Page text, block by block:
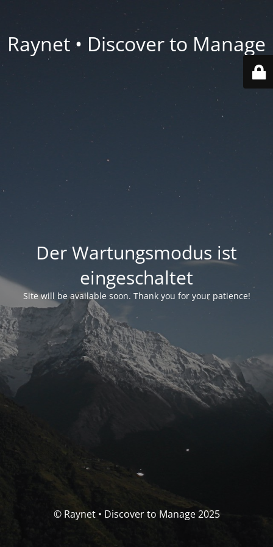
Raynet • Discover to Manage
Der Wartungsmodus ist
eingeschaltet
Site will be available soon. Thank you for your patience!
© Raynet • Discover to Manage 2025